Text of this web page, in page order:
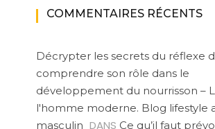
COMMENTAIRES RÉCENTS
Décrypter les secrets du réflexe
comprendre son rôle dans le
développement du nourrisson –
l'homme moderne. Blog lifestyle
masculin DANS Ce qu’il faut